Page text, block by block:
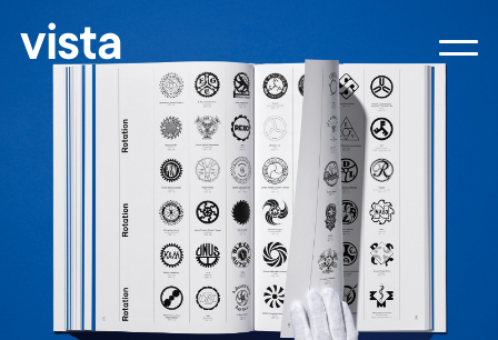
vista